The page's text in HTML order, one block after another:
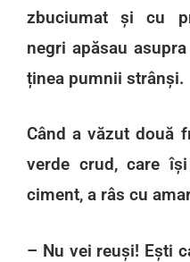
zbuciumat și cu
negri apăsau
ținea pumnii strânși.
Când a văzut două
verde crud, care
ciment, a râs cu
– Nu vei reuși! Ești